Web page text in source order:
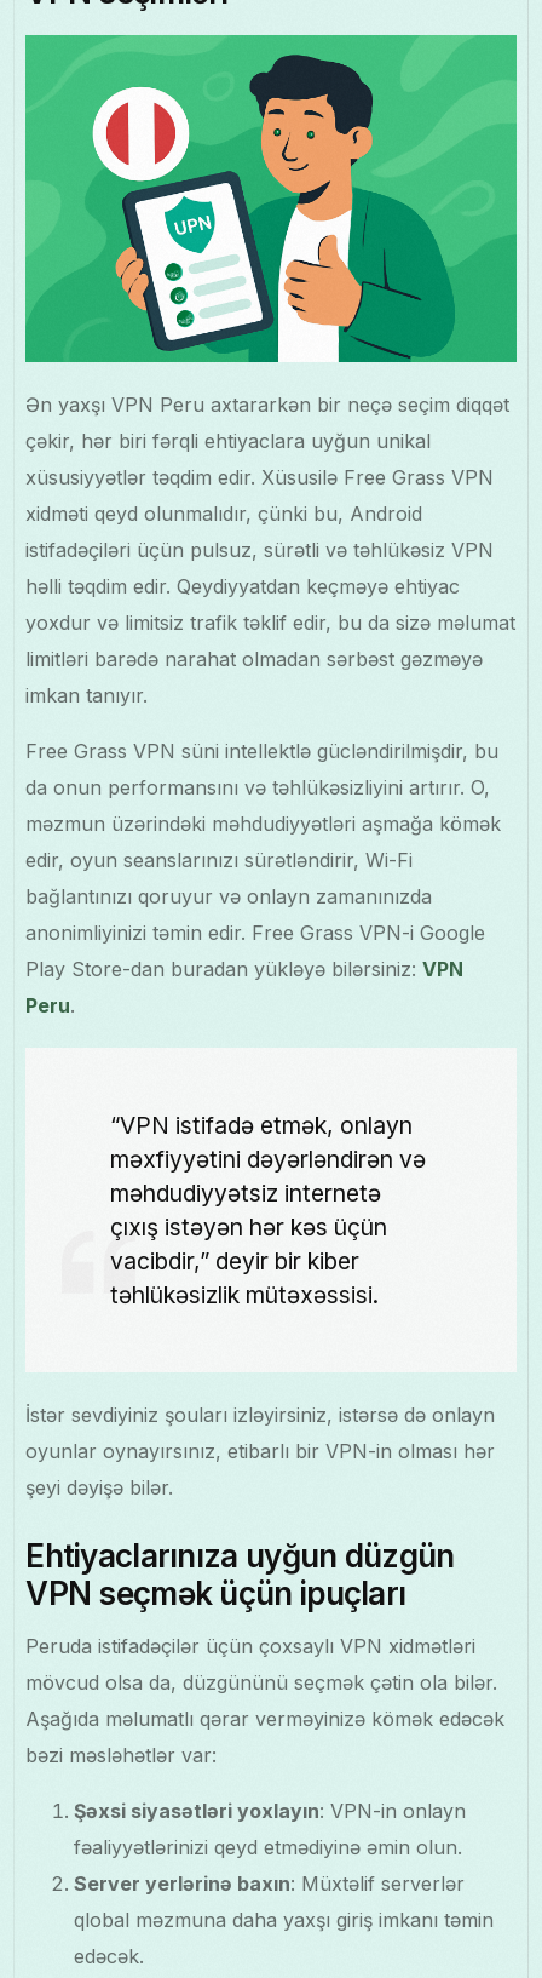
Ən yaxşı VPN Peru axtararkən bir neçə seçim diqqət
çəkir, hər biri fərqli ehtiyaclara uyğun unikal
xüsusiyyətlər təqdim edir. Xüsusilə Free Grass VPN
xidməti qeyd olunmalıdır, çünki bu, Android
istifadəçiləri üçün pulsuz, sürətli və təhlükəsiz VPN
həlli təqdim edir. Qeydiyyatdan keçməyə ehtiyac
yoxdur və limitsiz trafik təklif edir, bu da sizə məlumat
limitləri barədə narahat olmadan sərbəst gəzməyə
imkan tanıyır.
Free Grass VPN süni intellektlə gücləndirilmişdir, bu
da onun performansını və təhlükəsizliyini artırır. O,
məzmun üzərindəki məhdudiyyətləri aşmağa kömək
edir, oyun seanslarınızı sürətləndirir, Wi-Fi
bağlantınızı qoruyur və onlayn zamanınızda
anonimliyinizi təmin edir. Free Grass VPN-i Google
Play Store-dan buradan yükləyə bilərsiniz:VPN
Peru.
“VPN istifadə etmək, onlayn
məxfiyyətini dəyərləndirən və
məhdudiyyətsiz internetə
çıxış istəyən hər kəs üçün
vacibdir,” deyir bir kiber
təhlükəsizlik mütəxəssisi.
İstər sevdiyiniz şouları izləyirsiniz, istərsə də onlayn
oyunlar oynayırsınız, etibarlı bir VPN-in olması hər
şeyi dəyişə bilər.
Ehtiyaclarınıza uyğun düzgün
VPN seçmək üçün ipuçları
Peruda istifadəçilər üçün çoxsaylı VPN xidmətləri
mövcud olsa da, düzgününü seçmək çətin ola bilər.
Aşağıda məlumatlı qərar verməyinizə kömək edəcək
bəzi məsləhətlər var:
Şəxsi siyasətləri yoxlayın: VPN-in onlayn
fəaliyyətlərinizi qeyd etmədiyinə əmin olun.
Server yerlərinə baxın: Müxtəlif serverlər
qlobal məzmuna daha yaxşı giriş imkanı təmin
edəcək.